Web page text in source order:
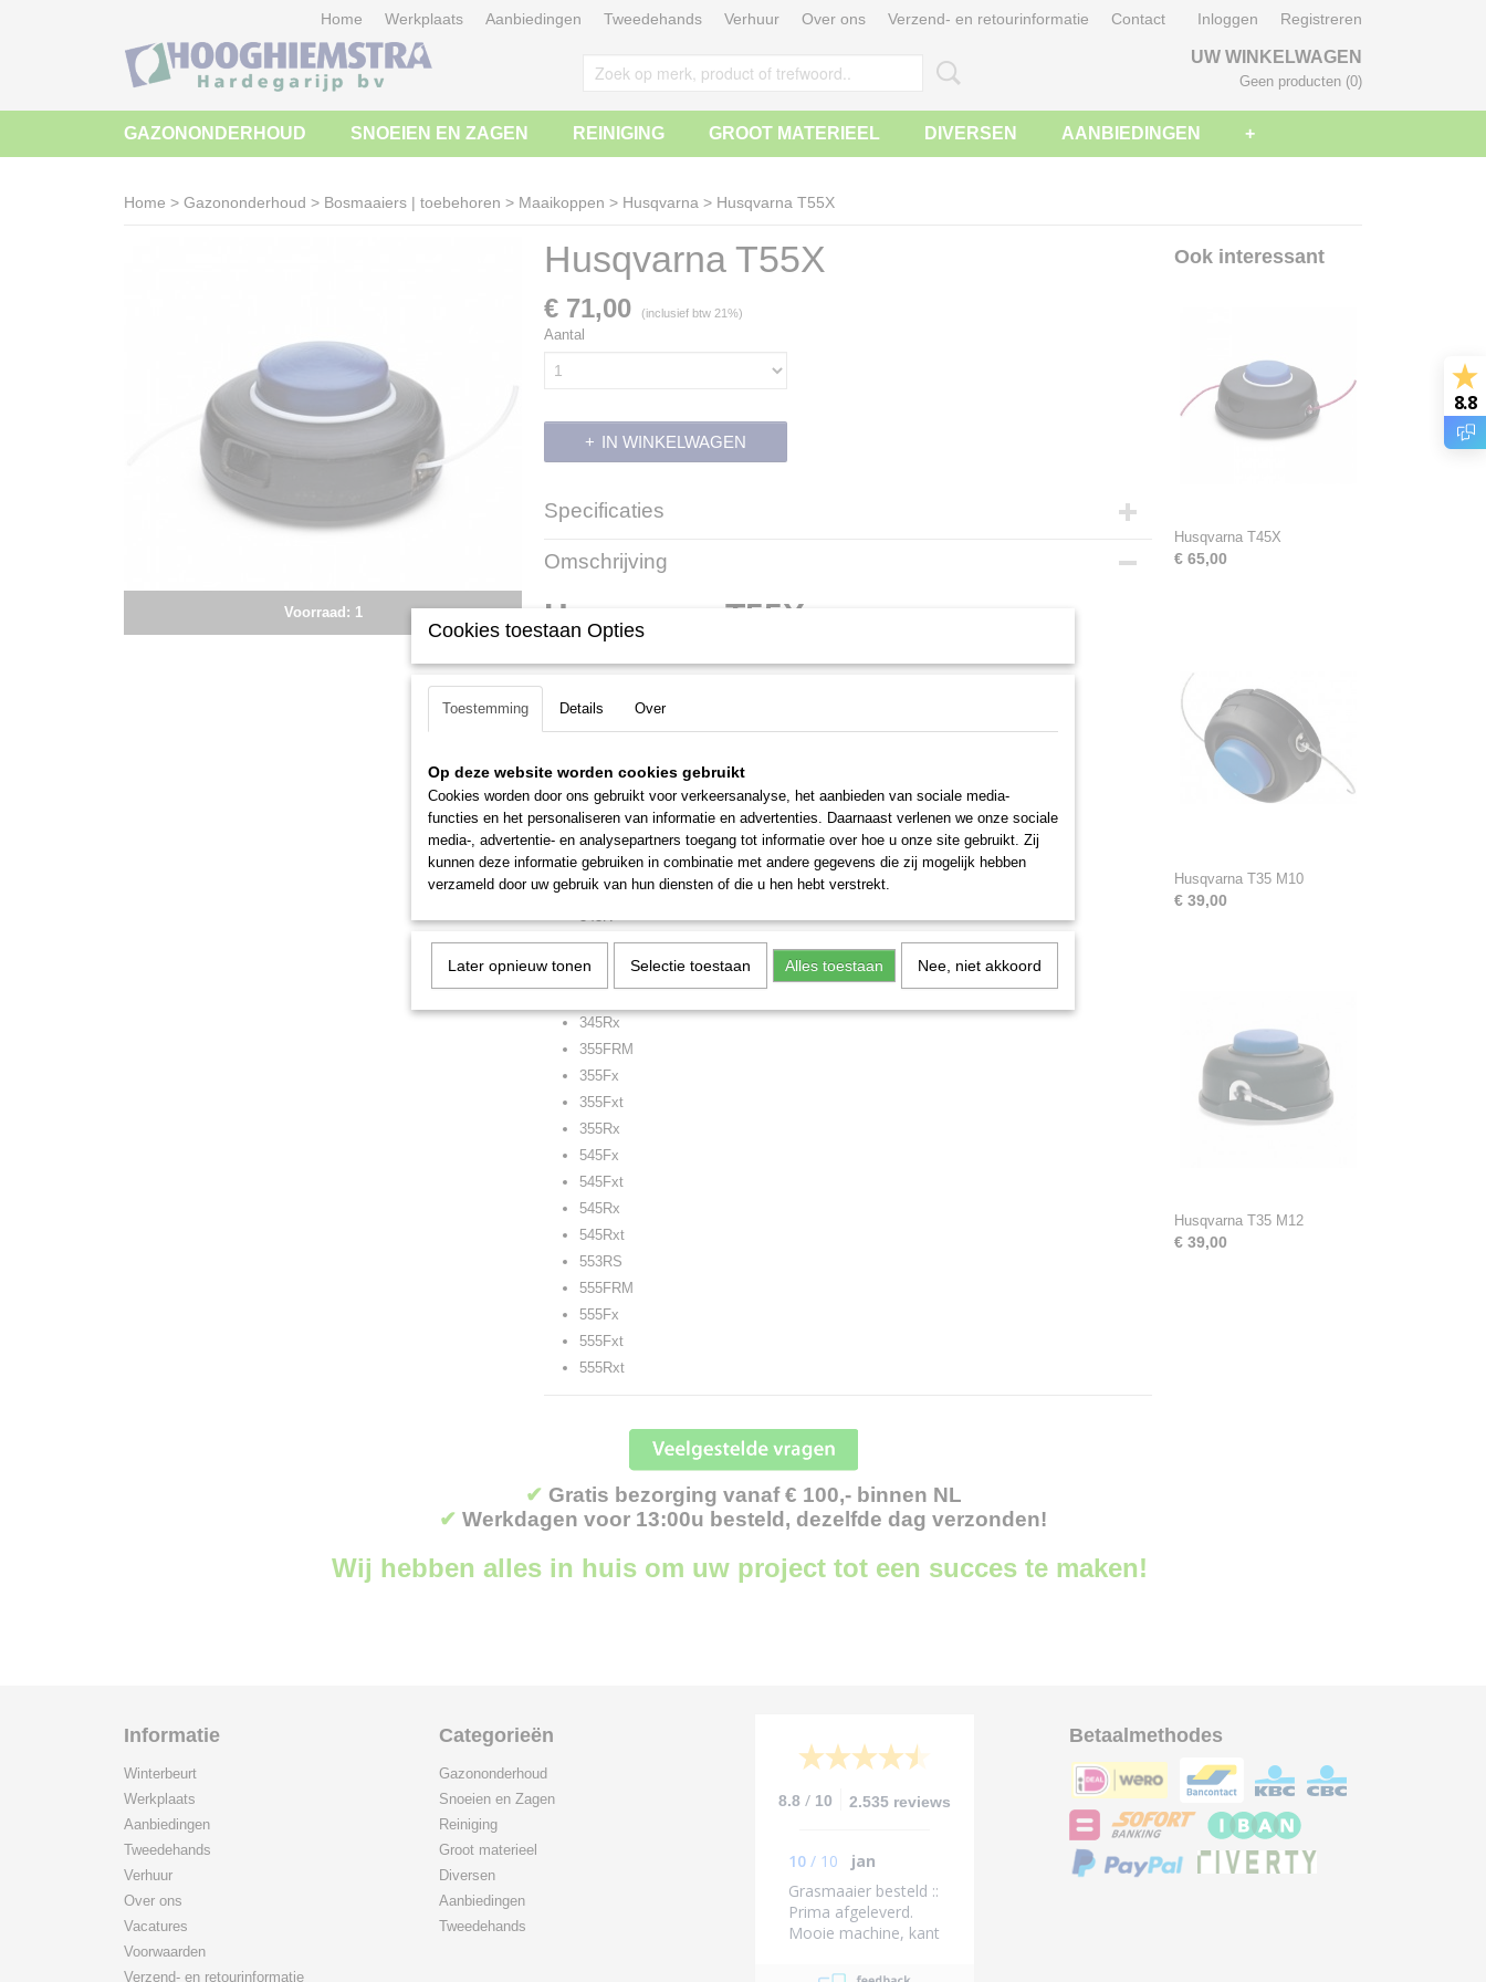
Home Werkplaats Aanbiedingen Tweedehands Verhuur Over ons Verzend- en retourinformatie Contact Inloggen Registreren
UW WINKELWAGEN
Geen producten (0)
GAZONONDERHOUD SNOEIEN EN ZAGEN REINIGING GROOT MATERIEEL DIVERSEN AANBIEDINGEN +
Home > Gazononderhoud > Bosmaaiers | toebehoren > Maaikoppen > Husqvarna > Husqvarna T55X
Voorraad: 1
Husqvarna T55X
€ 71,00 (inclusief btw 21%)
Aantal
IN WINKELWAGEN
Specificaties
Productcode
Productcode leverancier
Omschrijving
Husqvarna T55X
Geschikt voor 2.7 mm, 3.0 mm en 3.3 mm draad
Gelagerd
Passend voor :
343F
343FR
343FRM
343R
345FR
345Fx
345Rx
355FRM
355Fx
355Fxt
355Rx
545Fx
545Fxt
545Rx
545Rxt
553RS
555FRM
555Fx
555Fxt
555Rxt
Ook interessant
Husqvarna T45X
€ 65,00
Husqvarna T35 M10
€ 39,00
Husqvarna T35 M12
€ 39,00
✔ Gratis bezorging vanaf € 100,- binnen NL
✔ Werkdagen voor 13:00u besteld, dezelfde dag verzonden!
Wij hebben alles in huis om uw project tot een succes te maken!
Informatie
Winterbeurt
Werkplaats
Aanbiedingen
Tweedehands
Verhuur
Over ons
Vacatures
Voorwaarden
Verzend- en retourinformatie
Categorieën
Gazononderhoud
Snoeien en Zagen
Reiniging
Groot materieel
Diversen
Aanbiedingen
Tweedehands
8.8 / 10 2.535 reviews
10 / 10
jan
Grasmaaier besteld ::
Prima afgeleverd.
Mooie machine, kant
beginnen Zelfs de
8.8
Betaalmethodes
Cookies toestaan Opties
Toestemming Details Over
Op deze website worden cookies gebruikt
Cookies worden door ons gebruikt voor verkeersanalyse, het aanbieden van sociale media-
functies en het personaliseren van informatie en advertenties. Daarnaast verlenen we onze sociale
media-, advertentie- en analysepartners toegang tot informatie over hoe u onze site gebruikt. Zij
kunnen deze informatie gebruiken in combinatie met andere gegevens die zij mogelijk hebben
verzameld door uw gebruik van hun diensten of die u hen hebt verstrekt.
Later opnieuw tonen Selectie toestaan Alles toestaan Nee, niet akkoord